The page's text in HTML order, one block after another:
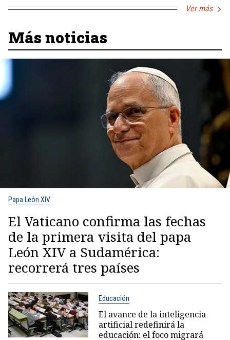
Ver más
Más noticias
Papa León XIV
El Vaticano confirma las fechas
de la primera visita del papa
León XIV a Sudamérica:
recorrerá tres países
Educación
El avance de la inteligencia
artificial redefinirá la
educación: el foco migrará